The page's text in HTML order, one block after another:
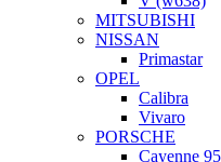
MITSUBISHI
NISSAN
Primastar
OPEL
Calibra
Vivaro
PORSCHE
Cayenne